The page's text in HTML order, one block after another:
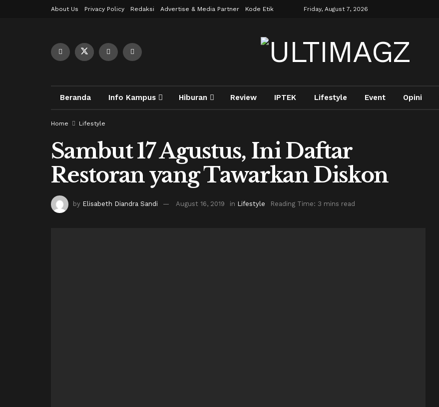
About Us Privacy Policy Redaksi Advertise & Media Partner Kode Etik Friday, August 7, 2026
Beranda Info Kampus Hiburan Review IPTEK Lifestyle Event Opini
Home Lifestyle
Sambut 17 Agustus, Ini Daftar
Restoran yang Tawarkan Diskon
by Elisabeth Diandra Sandi August 16, 2019 in Lifestyle Reading Time: 3 mins read